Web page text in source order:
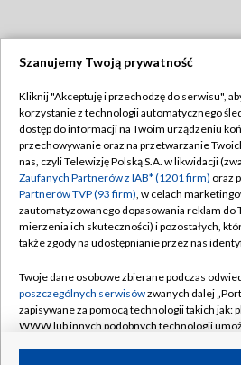
TVP
Abonament TVP
Emisja w TVP
Centrum informacji TVP
Naziemna Telewizja Cyfrowa
Rada Programowa
System NOS
Informacje o nadawcy
Regulamin
Polityka
Moje
Pomoc
Kontakt
Kanały
Szanujemy Twoją prywatność
Kliknij "Akceptuję i przechodzę do serwisu",
korzystanie z technologii automatycznego
dostęp do informacji na Twoim urządzeniu
przechowywanie oraz na przetwarzanie
nas, czyli Telewizję Polską S.A. w likwidacji
Zaufanych Partnerów z IAB* (1201 firm) oraz
Partnerów TVP (93 firm), w celach
zautomatyzowanego dopasowania reklam do
mierzenia ich skuteczności) i pozostałych,
także zgody na udostępnianie przez nas
Twoje dane osobowe zbierane podczas
poszczególnych serwisówzwanych dalej
zapisywane za pomocą technologii takich jak:
WWW lub innych podobnych technologii